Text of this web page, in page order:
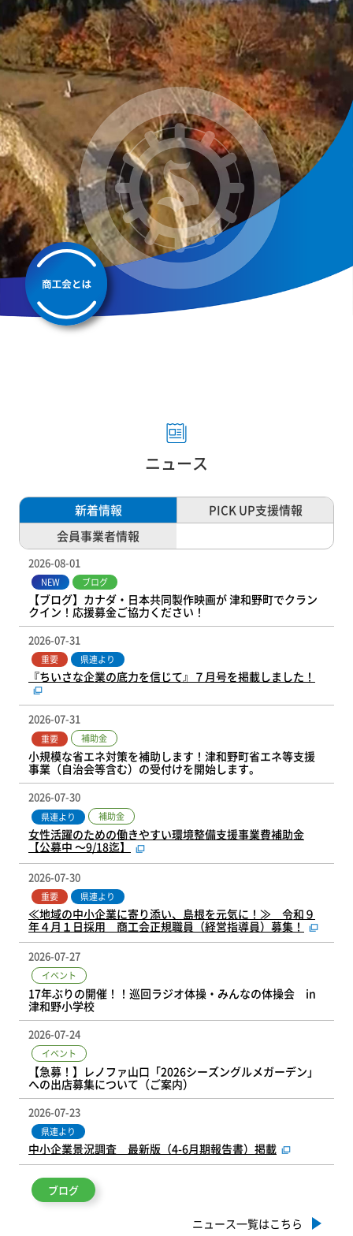
ニュース
新着情報
PICK UP支援情報
会員事業者情報
2026-08-01
NEW ブログ
【ブログ】カナダ・日本共同製作映画が 津和野町でクラン
クイン！応援募金ご協力ください！
2026-07-31
重要 県連より
『ちいさな企業の底力を信じて』７月号を掲載しました！
2026-07-31
重要 補助金
小規模な省エネ対策を補助します！津和野町省エネ等支援
事業（自治会等含む）の受付けを開始します。
2026-07-30
県連より 補助金
女性活躍のための働きやすい環境整備支援事業費補助金
【公募中 ～9/18迄】
2026-07-30
重要 県連より
≪地域の中小企業に寄り添い、島根を元気に！≫ 令和９
年４月１日採用 商工会正規職員（経営指導員）募集！
2026-07-27
イベント
17年ぶりの開催！！巡回ラジオ体操・みんなの体操会 in
津和野小学校
2026-07-24
イベント
【急募！】レノファ山口「2026シーズングルメガーデン」
への出店募集について（ご案内）
2026-07-23
県連より
中小企業景況調査 最新版（4-6月期報告書）掲載
ブログ
ニュース一覧はこちら